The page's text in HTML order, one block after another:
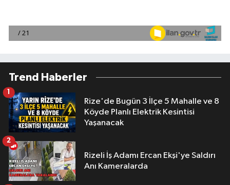
Trend Haberler
Rize'de Bugün 3 İlçe 5 Mahalle ve 8
Köyde Planlı Elektrik Kesintisi
Yaşanacak
1
Rizeli İş Adamı Ercan Ekşi'ye Saldırı
Anı Kameralarda
2